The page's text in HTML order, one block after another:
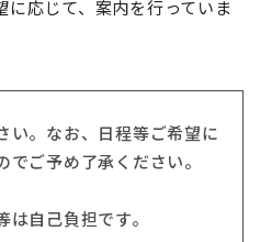
応じて、案内を行っていま
い。なお、日程等ご希望に
ご予め了承ください。
は自己負担です。